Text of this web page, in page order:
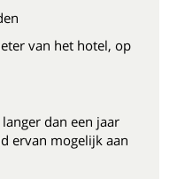
van het hotel, op
dan een jaar
ervan mogelijk aan